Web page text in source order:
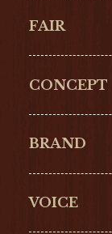
FAIR
CONCEPT
BRAND
Cartier
VOICE